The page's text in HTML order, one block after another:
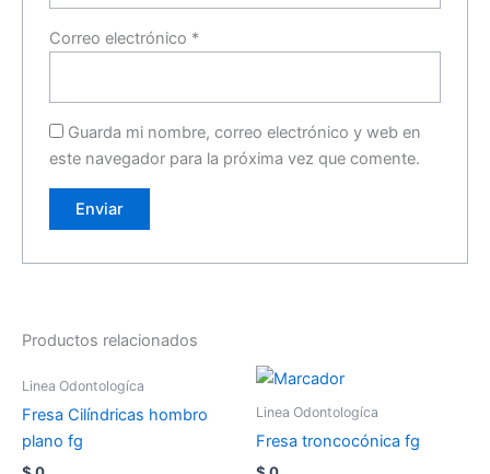
Correo electrónico *
Guarda mi nombre, correo electrónico y web en
este navegador para la próxima vez que comente.
Productos relacionados
Linea Odontologíca
Fresa Cilíndricas hombro
plano fg
Linea Odontologíca
Fresa troncocónica fg